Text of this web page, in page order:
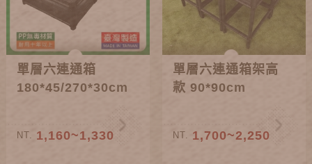
單層六連通箱
180*45/270*30cm
NT. 1,160~1,330
單層六連通箱架高
款 90*90cm
NT. 1,700~2,250